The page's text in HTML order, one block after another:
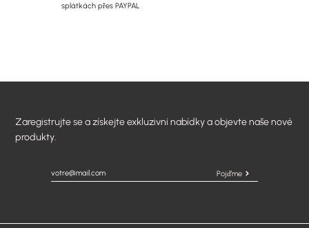
splátkách přes PAYPAL
Zaregistrujte se a získejte exkluzivní nabídky a objevte naše nové
produkty.
Pojďme